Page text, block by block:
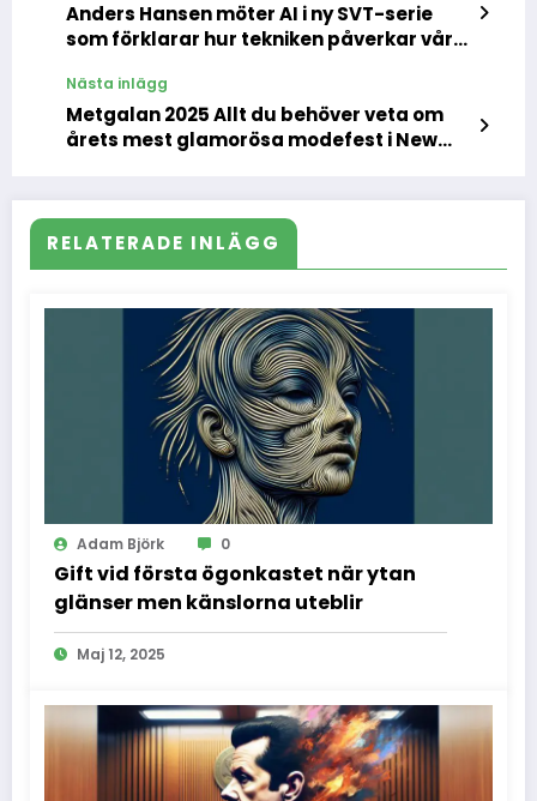
Anders Hansen möter AI i ny SVT-serie
som förklarar hur tekniken påverkar våra
Nästa inlägg
Metgalan 2025 Allt du behöver veta om
årets mest glamorösa modefest i New
RELATERADE INLÄGG
Adam Björk 0
Gift vid första ögonkastet när ytan
glänser men känslorna uteblir
Maj 12, 2025